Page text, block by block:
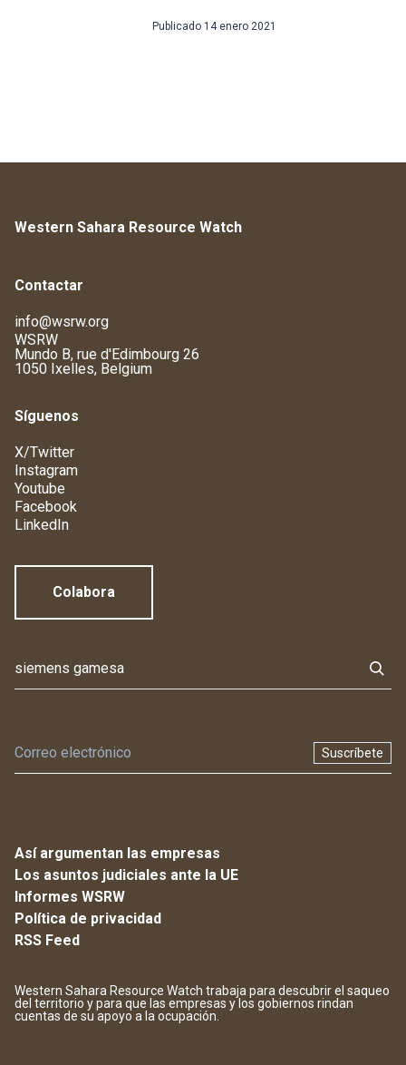
Publicado 14 enero 2021
Western Sahara Resource Watch
Contactar
info@wsrw.org
WSRW
Mundo B, rue d'Edimbourg 26
1050 Ixelles, Belgium
Síguenos
X/Twitter
Instagram
Youtube
Facebook
LinkedIn
Colabora
Suscríbete
Así argumentan las empresas
Los asuntos judiciales ante la UE
Informes WSRW
Política de privacidad
RSS Feed
Western Sahara Resource Watch trabaja para descubrir el saqueo
del territorio y para que las empresas y los gobiernos rindan
cuentas de su apoyo a la ocupación.